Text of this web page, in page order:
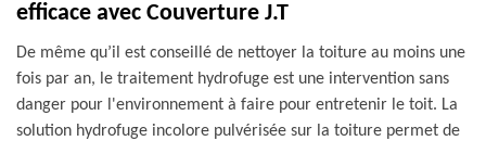
efficace avec Couverture J.T
De même qu’il est conseillé de nettoyer la toiture au moins une
fois par an, le traitement hydrofuge est une intervention sans
danger pour l'environnement à faire pour entretenir le toit. La
solution hydrofuge incolore pulvérisée sur la toiture permet de